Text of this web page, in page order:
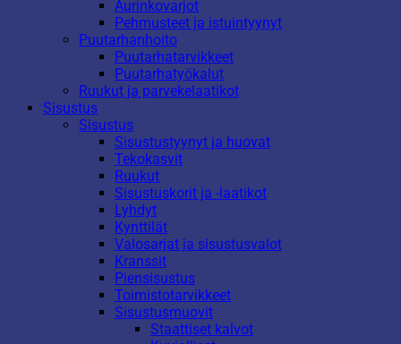
Aurinkovarjot
Pehmusteet ja istuintyynyt
Puutarhanhoito
Puutarhatarvikkeet
Puutarhatyökalut
Ruukut ja parvekelaatikot
Sisustus
Sisustus
Sisustustyynyt ja huovat
Tekokasvit
Ruukut
Sisustuskorit ja -laatikot
Lyhdyt
Kynttilät
Valosarjat ja sisustusvalot
Kranssit
Piensisustus
Toimistotarvikkeet
Sisustusmuovit
Staattiset kalvot